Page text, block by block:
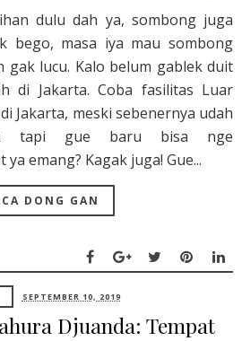
dulu dah ya, sombong juga
bego, masa iya mau sombong
gak lucu. Kalo belum gablek duit
di Jakarta. Coba fasilitas Luar
Jakarta, meski sebenernya udah
tapi gue baru bisa nge
emang? Kagak juga! Gue...
DONG GAN
SEPTEMBER 10, 2019
Djuanda: Tempat